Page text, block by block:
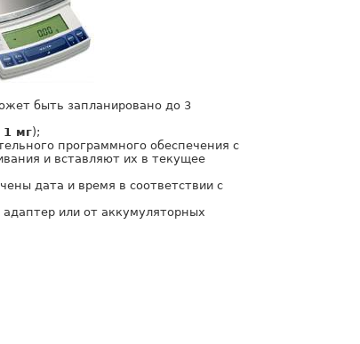
быть запланировано до 3
1 мг);
программного обеспечения с
и вставляют их в текущее
дата и время в соответствии с
или от аккумуляторных